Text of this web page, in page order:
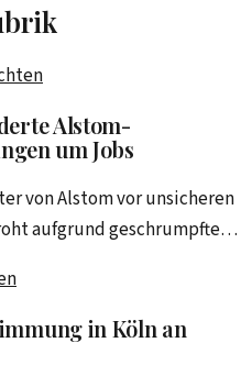
Alstom-
um Jobs
von Alstom vor unsicheren
aufgrund geschrumpfter
in Köln an